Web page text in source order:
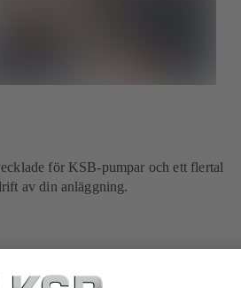
för KSB-pumpar och ett flertal
av din anläggning.